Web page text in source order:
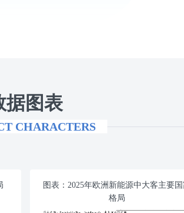
据图表
CHARACTERS
图表：2025年欧洲新能源中大客主要国
格局